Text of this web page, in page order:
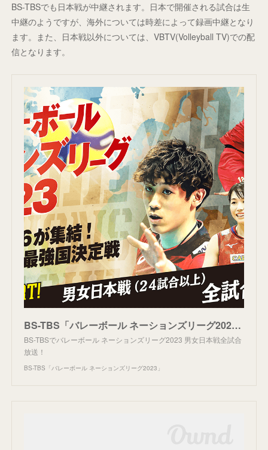
BS-TBSでも日本戦が中継されます。日本で開催される試合は生
中継のようですが、海外については時差によって録画中継となり
ます。また、日本戦以外については、VBTV(Volleyball TV)での配
信となります。
BS-TBS「バレーボール ネーションズリーグ2023」
BS-TBSでバレーボール ネーションズリーグ2023 男女日本戦全試合
放送！
BS-TBS「バレーボール ネーションズリーグ2023」